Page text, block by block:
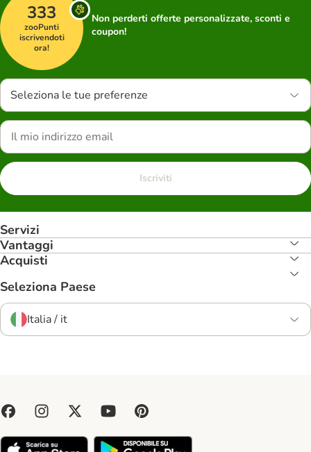
333
zooPunti
iscrivendoti
ora!
Non perderti offerte personalizzate, sconti e
coupon!
Seleziona le tue preferenze
Iscriviti
Servizi
Vantaggi
Acquisti
Seleziona Paese
Italia / it